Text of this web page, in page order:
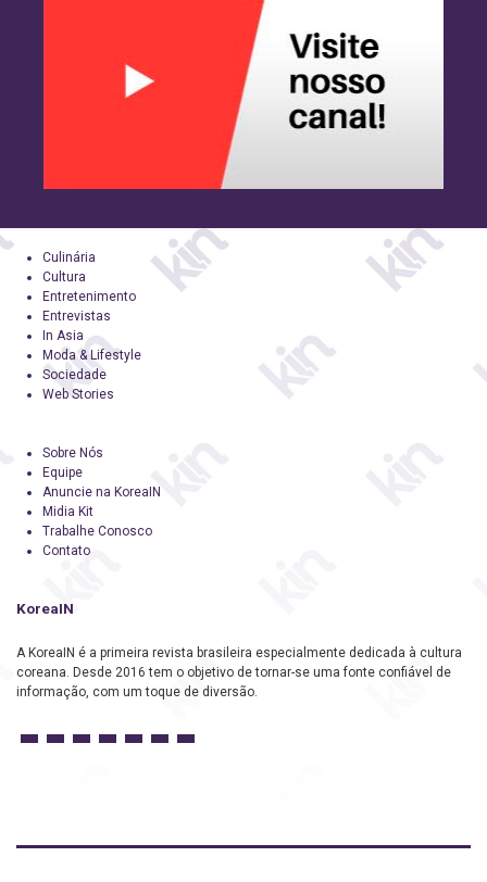
Culinária
Cultura
Entretenimento
Entrevistas
In Asia
Moda & Lifestyle
Sociedade
Web Stories
Sobre Nós
Equipe
Anuncie na KoreaIN
Midia Kit
Trabalhe Conosco
Contato
KoreaIN
A KoreaIN é a primeira revista brasileira especialmente dedicada à cultura
coreana. Desde 2016 tem o objetivo de tornar-se uma fonte confiável de
informação, com um toque de diversão.